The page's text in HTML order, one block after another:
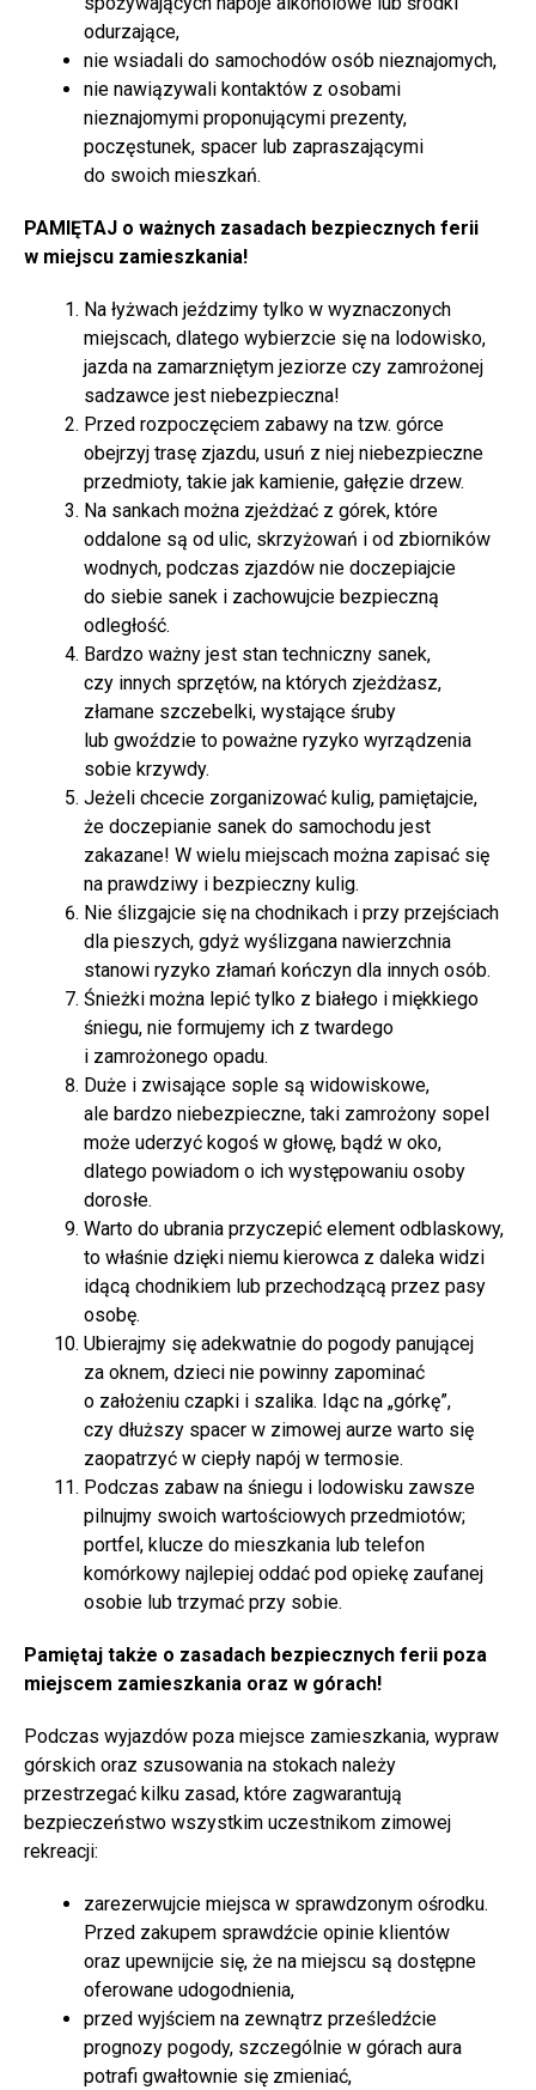
odurzające,
nie wsiadali do samochodów osób nieznajomych,
nie nawiązywali kontaktów z osobami
nieznajomymi proponującymi prezenty,
poczęstunek, spacer lub zapraszającymi
do swoich mieszkań.
PAMIĘTAJ o ważnych zasadach bezpiecznych ferii
w miejscu zamieszkania!
Na łyżwach jeździmy tylko w wyznaczonych
miejscach, dlatego wybierzcie się na lodowisko,
jazda na zamarzniętym jeziorze czy zamrożonej
sadzawce jest niebezpieczna!
Przed rozpoczęciem zabawy na tzw. górce
obejrzyj trasę zjazdu, usuń z niej niebezpieczne
przedmioty, takie jak kamienie, gałęzie drzew.
Na sankach można zjeżdżać z górek, które
oddalone są od ulic, skrzyżowań i od zbiorników
wodnych, podczas zjazdów nie doczepiajcie
do siebie sanek i zachowujcie bezpieczną
odległość.
Bardzo ważny jest stan techniczny sanek,
czy innych sprzętów, na których zjeżdżasz,
złamane szczebelki, wystające śruby
lub gwoździe to poważne ryzyko wyrządzenia
sobie krzywdy.
Jeżeli chcecie zorganizować kulig, pamiętajcie,
że doczepianie sanek do samochodu jest
zakazane! W wielu miejscach można zapisać się
na prawdziwy i bezpieczny kulig.
Nie ślizgajcie się na chodnikach i przy przejściach
dla pieszych, gdyż wyślizgana nawierzchnia
stanowi ryzyko złamań kończyn dla innych osób.
Śnieżki można lepić tylko z białego i miękkiego
śniegu, nie formujemy ich z twardego
i zamrożonego opadu.
Duże i zwisające sople są widowiskowe,
ale bardzo niebezpieczne, taki zamrożony sopel
może uderzyć kogoś w głowę, bądź w oko,
dlatego powiadom o ich występowaniu osoby
dorosłe.
Warto do ubrania przyczepić element odblaskowy,
to właśnie dzięki niemu kierowca z daleka widzi
idącą chodnikiem lub przechodzącą przez pasy
osobę.
Ubierajmy się adekwatnie do pogody panującej
za oknem, dzieci nie powinny zapominać
o założeniu czapki i szalika. Idąc na „górkę”,
czy dłuższy spacer w zimowej aurze warto się
zaopatrzyć w ciepły napój w termosie.
Podczas zabaw na śniegu i lodowisku zawsze
pilnujmy swoich wartościowych przedmiotów;
portfel, klucze do mieszkania lub telefon
komórkowy najlepiej oddać pod opiekę zaufanej
osobie lub trzymać przy sobie.
Pamiętaj także o zasadach bezpiecznych ferii poza
miejscem zamieszkania oraz w górach!
Podczas wyjazdów poza miejsce zamieszkania, wypraw
górskich oraz szusowania na stokach należy
przestrzegać kilku zasad, które zagwarantują
bezpieczeństwo wszystkim uczestnikom zimowej
rekreacji:
zarezerwujcie miejsca w sprawdzonym ośrodku.
Przed zakupem sprawdźcie opinie klientów
oraz upewnijcie się, że na miejscu są dostępne
oferowane udogodnienia,
przed wyjściem na zewnątrz prześledźcie
prognozy pogody, szczególnie w górach aura
potrafi gwałtownie się zmieniać,